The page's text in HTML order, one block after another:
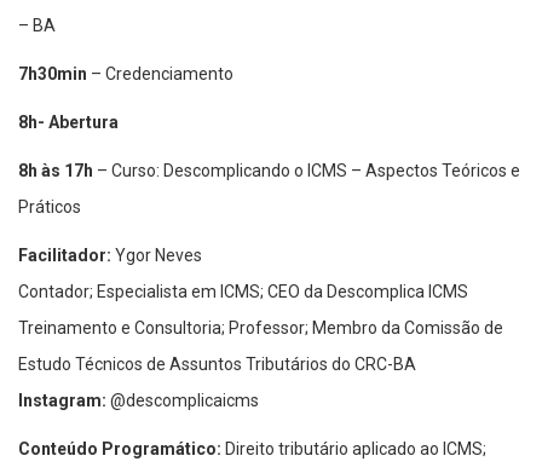
– BA
7h30min – Credenciamento
8h- Abertura
8h às 17h – Curso: Descomplicando o ICMS – Aspectos Teóricos e
Práticos
Facilitador: Ygor Neves
Contador; Especialista em ICMS; CEO da Descomplica ICMS
Treinamento e Consultoria; Professor; Membro da Comissão de
Estudo Técnicos de Assuntos Tributários do CRC-BA
Instagram: @descomplicaicms
Conteúdo Programático: Direito tributário aplicado ao ICMS;